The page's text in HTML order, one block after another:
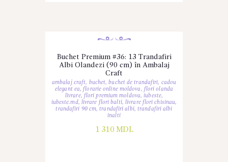
Buchet Premium #36: 13 Trandafiri
Albi Olandezi (90 cm) în Ambalaj
Craft
ambalaj craft, buchet,buchet de trandafiri, cadou
elegant ea,florarie online moldova, flori olanda
livrare, flori premium moldova,iubeste,
iubeste.md, livrare flori balti, livrare flori chisinau,
trandafiri 90 cm,trandafiri albi, trandafiri albi
inalti
1 310 MDL